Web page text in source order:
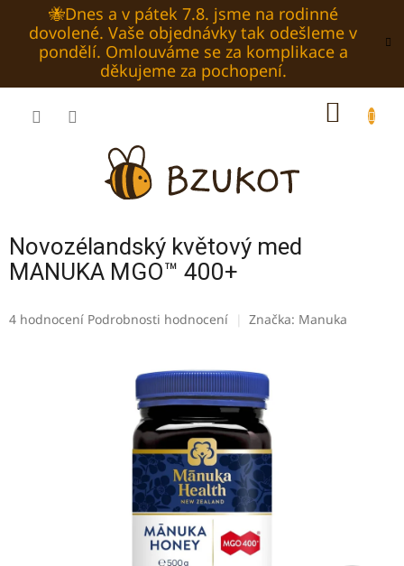
obsah
🐝Dnes a v pátek 7.8. jsme na rodinné
dovolené. Vaše objednávky tak odešleme v
pondělí. Omlouváme se za komplikace a
děkujeme za pochopení.
Novozélandský květový med
MANUKA MGO™ 400+
Průměrné
4 hodnocení Podrobnosti hodnocení Značka: Manuka